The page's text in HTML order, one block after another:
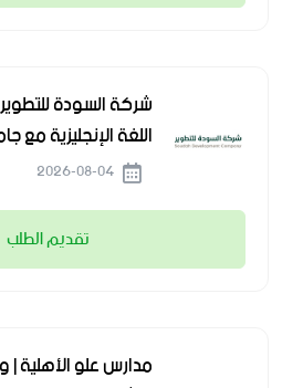
شركة السودة
اللغة الإنجليزية مع
تقديم الطلب
مدارس علو الأهلية